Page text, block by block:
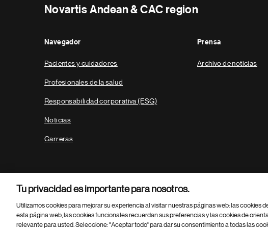
Novartis Andean & CAC region
Navegador
Pacientes y cuidadores
Profesionales de la salud
Responsabilidad corporativa (ESG)
Noticias
Carreras
Prensa
Archivo de noticias
Parte
© 2026 Novartis AG
Tu privacidad es importante para nosotros.
Utilizamos cookies para mejorar su experiencia al visitar nuestras páginas web: las cookies
esta página web, las cookies funcionales recuerdan sus preferencias y las cookies de
relevante para usted. Seleccione: "Aceptar todo" para dar su consentimiento a todas las